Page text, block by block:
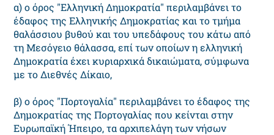
α) ο όρος "Ελληνική Δημοκρατία" περιλαμβάνει το
έδαφος της Ελληνικής Δημοκρατίας και το τμήμα
θαλάσσιου βυθού και του υπεδάφους του κάτω από
τη Μεσόγειο θάλασσα, επί των οποίων η ελληνική
Δημοκρατία έχει κυριαρχικά δικαιώματα, σύμφωνα
με το Διεθνές Δίκαιο,
β) ο όρος "Πορτογαλία" περιλαμβάνει το έδαφος της
Δημοκρατίας της Πορτογαλίας που κείνται στην
Ευρωπαϊκή Ήπειρο, τα αρχιπελάγη των νήσων